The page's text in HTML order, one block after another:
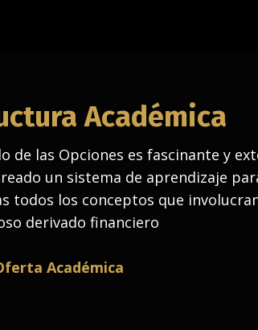
Académica
de las Opciones es fascinante y
un sistema de aprendizaje
todos los conceptos que
derivado financiero
Académica